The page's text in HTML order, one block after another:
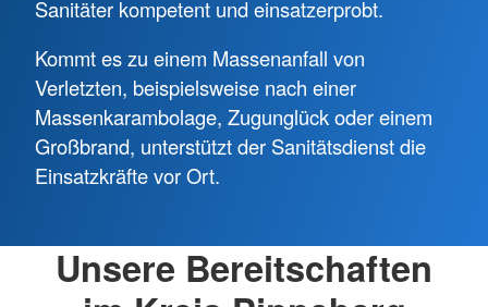
Sanitäter kompetent und einsatzerprobt.
Kommt es zu einem Massenanfall von
Verletzten, beispielsweise nach einer
Massenkarambolage, Zugunglück oder einem
Großbrand, unterstützt der Sanitätsdienst die
Einsatzkräfte vor Ort.
Unsere Bereitschaften